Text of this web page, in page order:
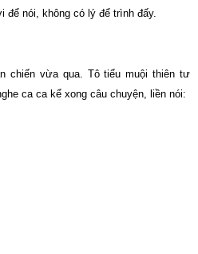
để nói, không có lý để trình đấy.
chiến vừa qua. Tô tiểu muội thiên tư
ca ca kể xong câu chuyện, liền nói: